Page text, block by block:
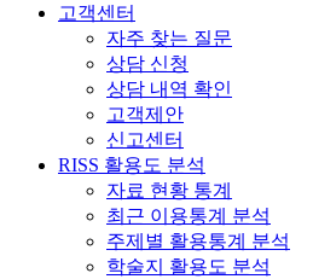
고객센터
자주 찾는 질문
상담 신청
상담 내역 확인
고객제안
신고센터
RISS 활용도 분석
자료 현황 통계
최근 이용통계 분석
주제별 활용통계 분석
학술지 활용도 분석